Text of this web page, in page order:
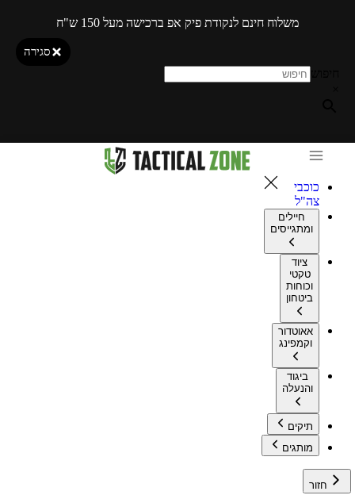
משלוח חינם לנקודת פיק אפ ברכישה מעל 150 ש"ח
סגירה
כוכבי
צה"ל
חיילים
ומתגייסים
ציוד
טקטי
וכוחות
ביטחון
אאוטדור
וקמפינג
ביגוד
והנעלה
תיקים
מותגים
חזור